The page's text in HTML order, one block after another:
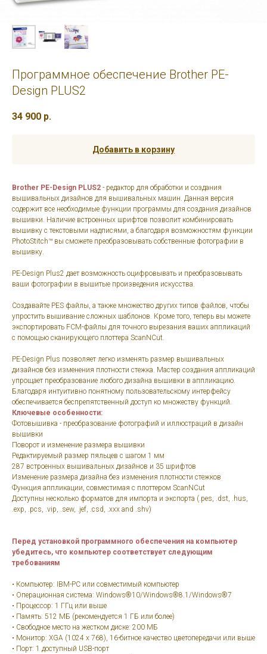
Программное обеспечение Brother PE-
Design PLUS2
34 900 р.
Добавить в корзину
Brother PE-Design PLUS2 - редактор для обработки и создания
вышивальных дизайнов для вышивальных машин. Данная версия
содержит все необходимые функции программы для создания дизайнов
вышивки. Наличие встроенных шрифтов позволит комбинировать
вышивку с текстовыми надписями, а благодаря возможностям функции
PhotoStitch™ вы сможете преобразовывать собственные фотографии в
вышивку.
PE-Design Plus2 дает возможность оцифровывать и преобразовывать
ваши фотографии в вышитые произведения искусства.
Создавайте PES файлы, а также множество других типов файлов, чтобы
упростить вышивание сложных шаблонов. Кроме того, теперь вы можете
экспортировать FCM-файлы для точного вырезания ваших аппликаций
с помощью сканирующего плоттера ScanNCut.
PE-Design Plus позволяет легко изменять размер вышивальных
дизайнов без изменения плотности стежка. Мастер создания аппликаций
упрощает преобразование любого дизайна вышивки в аппликацию.
Благодаря интуитивно понятному пользовательскому интерфейсу
обеспечивается беспрепятственный доступ ко множеству функций.
Ключевые особенности:
Фотовышивка - преобразование фотографий и иллюстраций в дизайн
вышивки
Поворот и изменение размера вышивки
Редактируемый размер пяльцев с шагом 1 мм
287 встроенных вышивальных дизайнов и 35 шрифтов
Изменение размера дизайна без изменения плотности стежков
Функция аппликации, совместимая с плоттером ScanNCut
Доступны несколько форматов для импорта и экспорта (.pes, .dst, .hus,
.exp, .pcs, .vip, .sew, .jef, .csd, .xxx and .shv)
Перед установкой программного обеспечения на компьютер
убедитесь, что компьютер соответствует следующим
требованиям
• Компьютер: IBM-PC или совместимый компьютер
• Операционная система: Windows®10/Windows®8.1/Windows®7
• Процессор: 1 ГГц или выше
• Память: 512 МБ (рекомендуется 1 ГБ или более)
• Свободное место на жестком диске: 200 МБ
• Монитор: XGA (1024 x 768), 16-битное качество цветопередачи или выше
• Порт: 1 доступный USB-порт